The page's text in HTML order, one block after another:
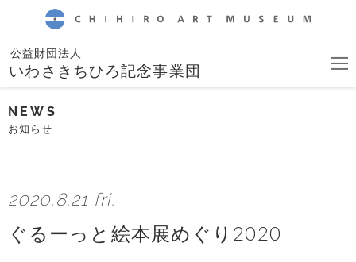
公益財団法人
いわさきちひろ記念事業団
NEWS
お知らせ
2020.8.21 fri.
ぐるーっと絵本展めぐり2020